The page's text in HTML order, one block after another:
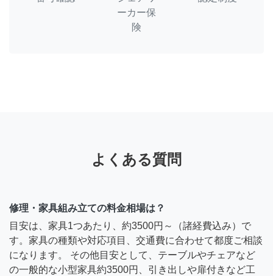
ーカー保
険
よくある質問
修理・家具組み立ての料金相場は？
目安は、家具1つあたり、約3500円～（諸経費込み）で
す。家具の種類や対応項目、交通費に合わせて都度ご相談
になります。 その他目安として、テーブルやチェアなど
の一般的な小型家具約3500円、引き出しや扉付きなど工